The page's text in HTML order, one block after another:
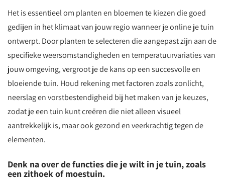
Het is essentieel om planten en bloemen te kiezen die goed
gedijen in het klimaat van jouw regio wanneer je online je tuin
ontwerpt. Door planten te selecteren die aangepast zijn aan de
specifieke weersomstandigheden en temperatuurvariaties van
jouw omgeving, vergroot je de kans op een succesvolle en
bloeiende tuin. Houd rekening met factoren zoals zonlicht,
neerslag en vorstbestendigheid bij het maken van je keuzes,
zodat je een tuin kunt creëren die niet alleen visueel
aantrekkelijk is, maar ook gezond en veerkrachtig tegen de
elementen.
Denk na over de functies die je wilt in je tuin, zoals
een zithoek of moestuin.